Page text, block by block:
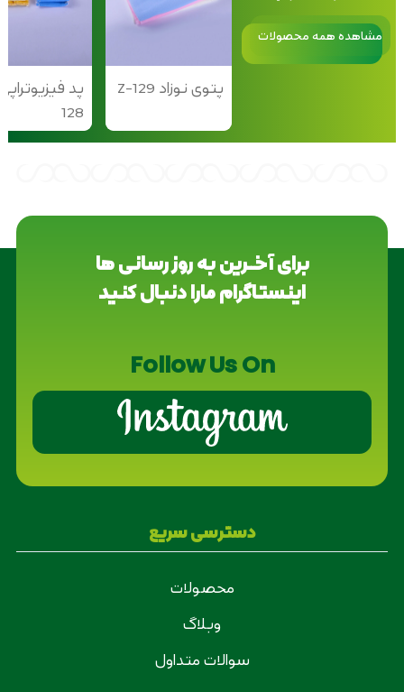
مشاهده همه محصولات
پتوی نوزاد Z-129
128
برای آخــرین به روز رسانی ها
اینستاگرام مارا دنبال کنید
Follow Us On
دسترسی سریع
محصولات
وبلاگ
سوالات متداول